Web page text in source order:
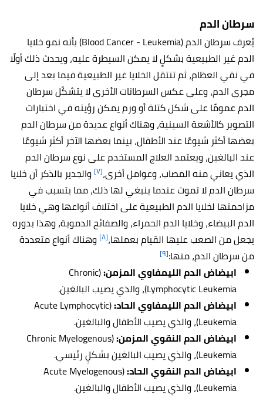
سرطان الدم
يُعرف سرطان الدم (Blood Cancer - Leukemia) بأنه نمو خلايا
الدم غير الطبيعية بشكلٍ لا يمكن السيطرة عليه، ويحدث ذلك أولًا
في نقي العظام، ثم تنتقل الخلايا غير الطبيعية فيما بعد إلى
مجرى الدم، وعلى عكس السرطانات الأخرى لا يتشكّل سرطان
الدم عمومًا على شكل كتلة أو ورم يمكن رؤيته في اختبارات
التصوير كالأشعة السينية، وهناك أنواع عديدة من سرطان الدم
بعضها أكثر شيوعًا عند الأطفال، بينما بعضها الآخر أكثر شيوعًا
عند البالغين، ويعتمد العلاج المستخدم على نوع سرطان الدم
الذي يعاني منه المصاب، وعوامل أخرى،[٧]
والجدير بالذكر أن خلايا
سرطان الدم لا تموت عندما ينبغي لها ذلك، مما يتسبب في
مزاحمتها لخلايا الدم الطبيعية على اختلاف أنواعها وهي خلايا
الدم البيضاء، وخلايا الدم الحمراء، والصفائح الدموية، وهذا بدوره
يجعل من الصعب عليها القيام بعملها،[٨]
وهناك أنواع متعددة
من سرطان الدم، منها:[٩]
ابيضاض الدم الليمفاوي المزمن: (Chronic
Lymphocytic Leukemia)، والذي يصيب البالغين.
ابيضاض الدم الليمفاوي الحاد: (Acute Lymphocytic
Leukemia)، والذي يصيب الأطفال والبالغين.
ابيضاض الدم النقوي المزمن: (Chronic Myelogenous
Leukemia)، والذي يصيب البالغين بشكلٍ رئيسي.
ابيضاض الدم النقوي الحاد: (Acute Myelogenous
Leukemia)، والذي يصيب الأطفال والبالغين.